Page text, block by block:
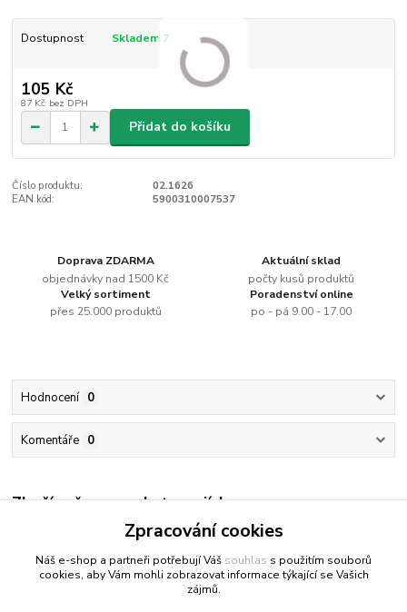
Dostupnost Skladem 7
105 Kč
87 Kč bez DPH
Přidat do košíku
Číslo produktu:
02.1626
EAN kód:
5900310007537
Doprava ZDARMA
objednávky nad 1500 Kč
Aktuální sklad
počty kusů produktů
Velký sortiment
přes 25.000 produktů
Poradenství online
po - pá 9.00 - 17.00
Hodnocení 0
Komentáře 0
Zboží zařazeno v kategoriích
Akrylové barvy jednotlivěZpracování cookies
Náš e-shop a partneři potřebují Váš souhlas s použitím souborů
cookies, aby Vám mohli zobrazovat informace týkající se Vašich
zájmů.